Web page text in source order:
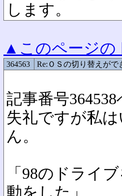
します。
▲このページの
364563 Re:ＯＳの切り替えがで
記事番号
失礼ですが私
ん。
「98のドライ
動をした」